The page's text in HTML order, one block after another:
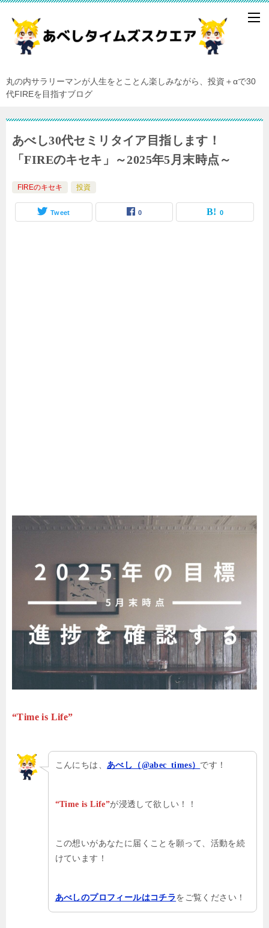
丸の内サラリーマンが人生をとことん楽しみながら、投資＋αで30
代FIREを目指すブログ
あべし30代セミリタイア目指します！
「FIREのキセキ」～2025年5月末時点～
FIREのキセキ 投資
Tweet 0 0
“Time is Life”
こんにちは、 あべし（@abec_times） です！
“Time is Life”が浸透して欲しい！！
この想いがあなたに届くことを願って、活動を続
けています！
あべしのプロフィールはコチラをご覧ください！